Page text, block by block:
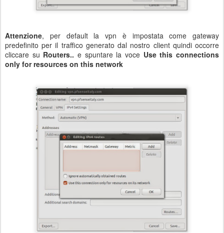
Attenzione, per default la vpn è impostata come gateway
predefinito per il traffico generato dal nostro client quindi occorre
cliccare su Routers.. e spuntare la voce Use this connections
only for resources on this network